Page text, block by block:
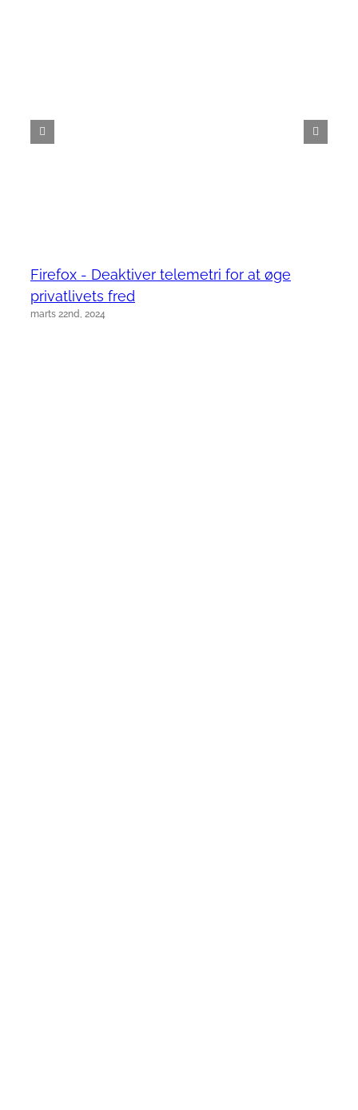
Firefox - Deaktiver telemetri for at øge
privatlivets fred
marts 22nd, 2024